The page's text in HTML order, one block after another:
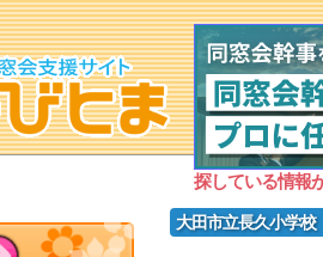
探している情報
大田市立長久小学校